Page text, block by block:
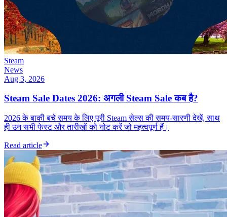
Steam
News
Aug 3, 2026
Steam Sale Dates 2026: अगली Steam Sale कब है?
2026 के बाकी बचे समय के लिए पूरी Steam सेल्स की समय-सारणी देखें, साथ
ही उन सभी फेस्ट और तारीखों को नोट करें जो महत्वपूर्ण हैं।
Read article